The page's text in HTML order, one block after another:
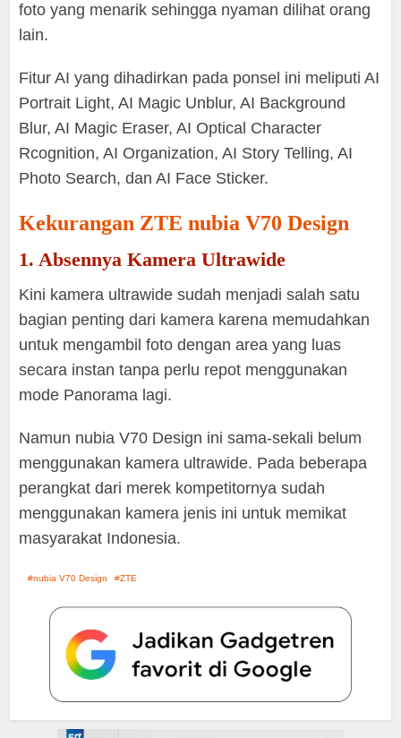
foto yang menarik sehingga nyaman dilihat orang
lain.
Fitur AI yang dihadirkan pada ponsel ini meliputi AI
Portrait Light, AI Magic Unblur, AI Background
Blur, AI Magic Eraser, AI Optical Character
Rcognition, AI Organization, AI Story Telling, AI
Photo Search, dan AI Face Sticker.
Kekurangan ZTE nubia V70 Design
1. Absennya Kamera Ultrawide
Kini kamera ultrawide sudah menjadi salah satu
bagian penting dari kamera karena memudahkan
untuk mengambil foto dengan area yang luas
secara instan tanpa perlu repot menggunakan
mode Panorama lagi.
Namun nubia V70 Design ini sama-sekali belum
menggunakan kamera ultrawide. Pada beberapa
perangkat dari merek kompetitornya sudah
menggunakan kamera jenis ini untuk memikat
masyarakat Indonesia.
nubia V70 Design ZTE